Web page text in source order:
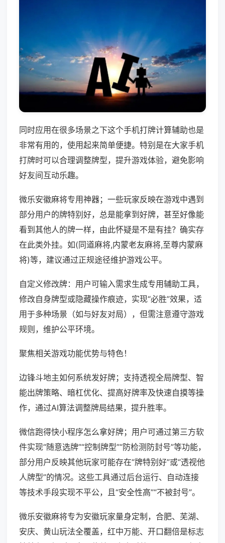
同时应用在很多场景之下这个手机打牌计算辅助也是
非常有用的，使用起来简单便捷。特别是在大家手机
打牌时可以合理调整牌型，提升游戏体验，避免影响
好友间互动乐趣。
微乐安徽麻将专用神器；一些玩家反映在游戏中遇到
部分用户的牌特别好，总是能拿到好牌，甚至好像能
看到其他人的牌一样，由此怀疑是不是有挂？确实存
在此类外挂。如(同道麻将,内蒙老友麻将,至尊内蒙麻
将)等，建议通过正规途径维护游戏公平。
自定义修改牌：用户可输入需求生成专用辅助工具，
修改自身牌型或隐藏操作痕迹，实现“必胜”效果，适
用于多种场景（如与好友对局），但需注意遵守游戏
规则，维护公平环境。
聚焦相关游戏功能优势与特色！
边锋斗地主如何系统发好牌；支持透视全局牌型、智
能出牌策略、暗杠优化、提高好牌率及快速自摸等操
作，通过AI算法调整牌局结果，提升胜率。
微信跑得快小程序怎么拿好牌；用户可通过第三方软
件实现“随意选牌”“控制牌型”“防检测防封号”等功能，
部分用户反映其他玩家可能存在“牌特别好”或“透视他
人牌型”的情况。这些工具通过后台运行、自动连接
等技术手段实现不平公，且“安全性高”“不被封号”。
微乐安徽麻将专为安徽玩家量身定制，合肥、芜湖、
安庆、黄山玩法全覆盖，红中万能、开口翻倍是标志